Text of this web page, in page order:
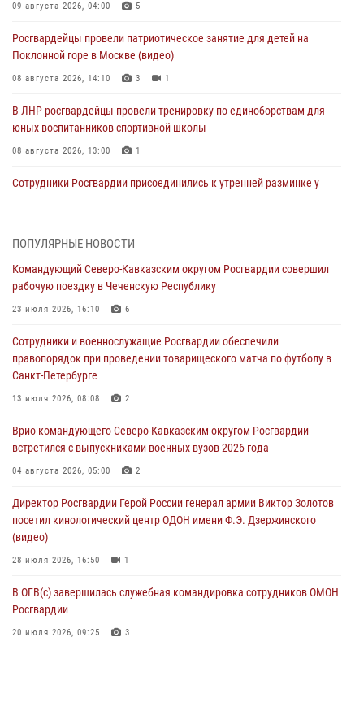
09 августа 2026, 04:00 5
Росгвардейцы провели патриотическое занятие для детей на
Поклонной горе в Москве (видео)
08 августа 2026, 14:10 3 1
В ЛНР росгвардейцы провели тренировку по единоборствам для
юных воспитанников спортивной школы
08 августа 2026, 13:00 1
Сотрудники Росгвардии присоединились к утренней разминке у
в честь юбилея ведомства
08 августа 2026, 09:03
медицины с учетом опыта СВО
08 августа 2026, 09:00 2
В Кабардино-Балкарии сотрудники Росгвардии провели турнир по
08 августа 2026, 07:00
Военнослужащие Софринской бригады Росгвардии встретились с
дорогой к Победе в СВО» (видео)
2 1
ПОПУЛЯРНЫЕ НОВОСТИ
Командующий Северо-Кавказским округом Росгвардии совершил
рабочую поездку в Чеченскую Республику
23 июля 2026, 16:10 6
Сотрудники и военнослужащие Росгвардии обеспечили
правопорядок при проведении товарищеского матча по футболу в
Санкт-Петербурге
13 июля 2026, 08:08 2
Врио командующего Северо-Кавказским округом Росгвардии
встретился с выпускниками военных вузов 2026 года
04 августа 2026, 05:00 2
Директор Росгвардии Герой России генерал армии Виктор Золотов
посетил кинологический центр ОДОН имени Ф.Э. Дзержинского
(видео)
28 июля 2026, 16:50 1
В ОГВ(с) завершилась служебная командировка сотрудников ОМОН
Росгвардии
20 июля 2026, 09:25 3